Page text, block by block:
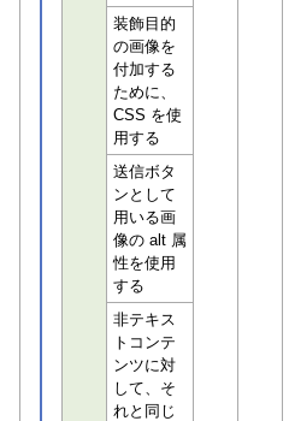
装飾目的
の画像を
付加する
ために、
CSS を使
用する
送信ボタ
ンとして
用いる画
像の alt 属
性を使用
する
非テキス
トコンテ
ンツに対
して、そ
れと同じ